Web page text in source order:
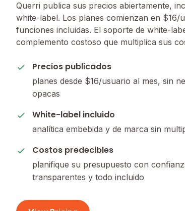
Querri publica sus precios abiertamente,
white-label. Los planes comienzan en $16/
funciones incluidas. El soporte de white-
complemento costoso que multiplica sus
Precios publicados
planes desde $16/usuario al mes, sin
opacas
White-label incluido
analítica embebida y de marca sin
Costos predecibles
planifique su presupuesto con
transparentes y todo incluido